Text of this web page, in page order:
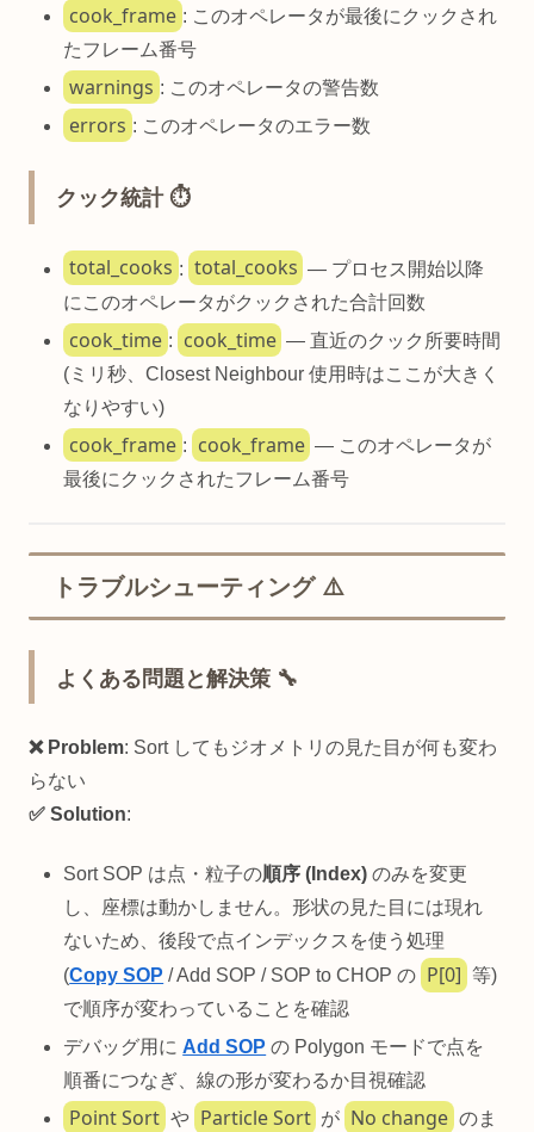
cook_frame : このオペレータが最後にクックされ
たフレーム番号
warnings : このオペレータの警告数
errors : このオペレータのエラー数
クック統計 ⏱️
total_cooks : total_cooks — プロセス開始以降
にこのオペレータがクックされた合計回数
cook_time : cook_time — 直近のクック所要時間
(ミリ秒、Closest Neighbour 使用時はここが大きく
なりやすい)
cook_frame : cook_frame — このオペレータが
最後にクックされたフレーム番号
トラブルシューティング ⚠️
よくある問題と解決策 🔧
❌ Problem: Sort してもジオメトリの見た目が何も変わ
らない
✅ Solution:
Sort SOP は点・粒子の順序 (Index) のみを変更
し、座標は動かしません。形状の見た目には現れ
ないため、後段で点インデックスを使う処理
(Copy SOP / Add SOP / SOP to CHOP の P[0]
等)
で順序が変わっていることを確認
デバッグ用に Add SOP の Polygon モードで点を
順番につなぎ、線の形が変わるか目視確認
Point Sort や Particle Sort が No change のま